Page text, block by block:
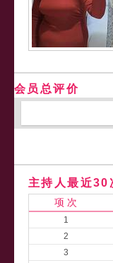
会员总评价
主持人最近30
项 次
1
2
3